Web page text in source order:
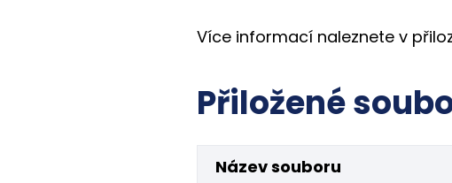
Více informací naleznete v
Přiložené
Název souboru